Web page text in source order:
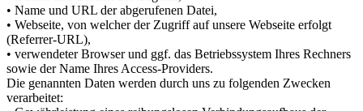
• Name und URL der abgerufenen Datei,
• Webseite, von welcher der Zugriff auf unsere Webseite erfolgt
(Referrer-URL),
• verwendeter Browser und ggf. das Betriebssystem Ihres Rechners
sowie der Name Ihres Access-Providers.
Die genannten Daten werden durch uns zu folgenden Zwecken
verarbeitet: